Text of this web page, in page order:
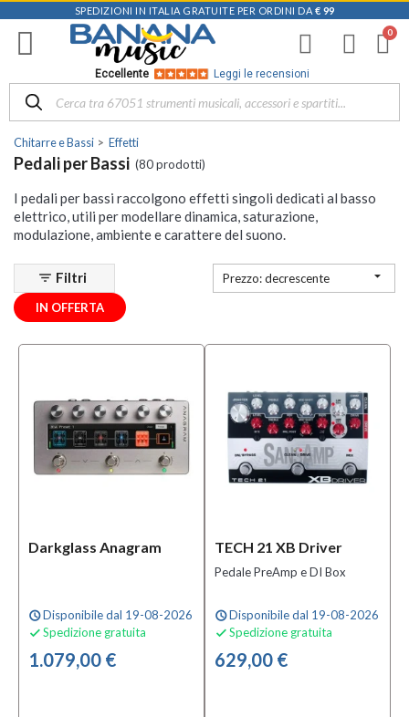
SPEDIZIONI IN ITALIA GRATUITE PER ORDINI DA € 99
Eccellente Leggi le recensioni
Chitarre e Bassi Effetti
Pedali per Bassi (80 prodotti)
I pedali per bassi raccolgono effetti singoli dedicati al basso
elettrico, utili per modellare dinamica, saturazione,
modulazione, ambiente e carattere del suono.
Filtra
i
risultati
Disponibile
in
Negozio
Music |
Vicenza
(5)
Mezzanota
| Altavilla
Vicentina
(7)
Marchio
Aguilar
BOSS
TUTTI
Tipologia
IN OFFERTA
filter_list Filtri Prezzo: decrescente 
Darkglass Anagram
scheduleDisponibile dal 19-08-2026
 Spedizione gratuita
1.079,00 €
TECH 21 XB Driver
Pedale PreAmp e DI Box
scheduleDisponibile dal 19-08-2026
 Spedizione gratuita
629,00 €